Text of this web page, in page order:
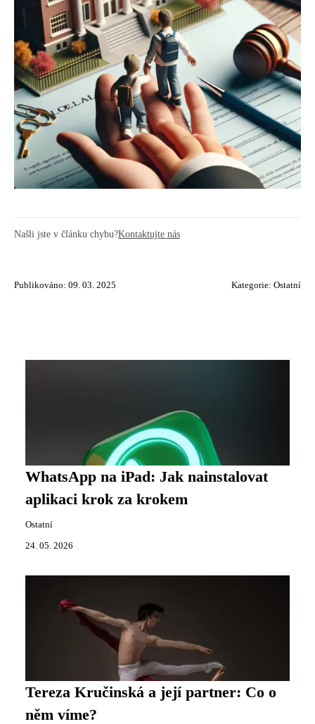
Našli jste v článku chybu?Kontaktujte nás
Publikováno: 09. 03. 2025 Kategorie: Ostatní
WhatsApp na iPad: Jak nainstalovat
aplikaci krok za krokem
Ostatní
24. 05. 2026
Tereza Kručinská a její partner: Co o
něm víme?